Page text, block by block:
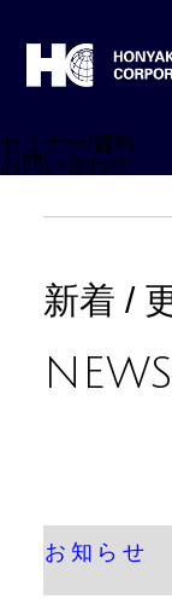
セミナー/資料
お問い合わせ
新着 /